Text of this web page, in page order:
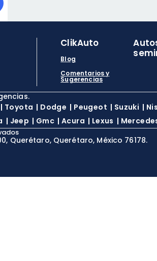
ClikAuto
Blog
Comentarios y
Sugerencias
| Toyota | Dodge | Peugeot | Suzuki |
| Jeep | Gmc | Acura | Lexus |
Querétaro, Querétaro, México 76178.